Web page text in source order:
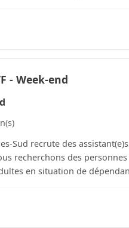
- Week-end
Sud recrute des
recherchons des
en situation de